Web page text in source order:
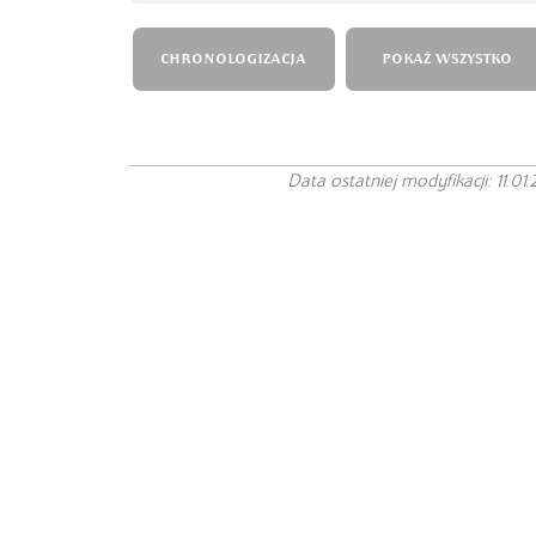
CHRONOLOGIZACJA POKAŻ WSZYSTKO
Data ostatniej modyfikacji: